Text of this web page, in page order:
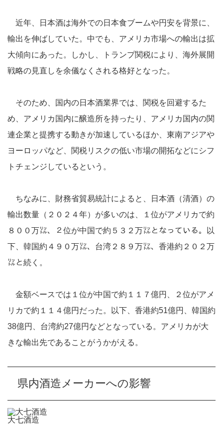
近年、日本酒は海外での日本食ブームや円安を背景に、
輸出を伸ばしていた。中でも、アメリカ市場への輸出は拡
大傾向にあった。しかし、トランプ関税により、海外展開
戦略の見直しを余儀なくされる格好となった。
そのため、国内の日本酒業界では、関税を回避するた
め、アメリカ国内に醸造所を持ったり、アメリカ国内の関
連企業と提携する動きが加速しているほか、東南アジアや
ヨーロッパなど、関税リスクの低い市場の開拓などにシフ
トチェンジしているという。
ちなみに、財務省貿易統計によると、日本酒（清酒）の
輸出数量（２０２４年）が多いのは、１位がアメリカで約
８００万㍑、２位が中国で約５３２万㍑となっている。以
下、韓国約４９０万㍑、台湾２８９万㍑、香港約２０２万
㍑と続く。
金額ベースでは１位が中国で約１１７億円、２位がアメ
リカで約１１４億円だった。以下、香港約51億円、韓国約
38億円、台湾約27億円などとなっている。アメリカが大
きな輸出先であることがうかがえる。
県内酒造メーカーへの影響
大七酒造